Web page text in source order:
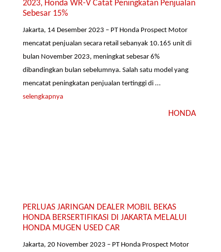
2023, Honda WR-V Catat Peningkatan Penjualan
Sebesar 15%
Jakarta, 14 Desember 2023 – PT Honda Prospect Motor
mencatat penjualan secara retail sebanyak 10.165 unit di
bulan November 2023, meningkat sebesar 6%
dibandingkan bulan sebelumnya. Salah satu model yang
mencatat peningkatan penjualan tertinggi di ...
selengkapnya
HONDA
PERLUAS JARINGAN DEALER MOBIL BEKAS
HONDA BERSERTIFIKASI DI JAKARTA MELALUI
HONDA MUGEN USED CAR
Jakarta, 20 November 2023 – PT Honda Prospect Motor